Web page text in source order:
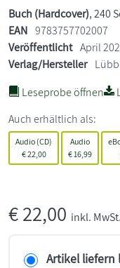
Buch (Hardcover), 240
EAN 9783757702007
Veröffentlicht April
Verlag/Hersteller
Leseprobe öffnen
Auch erhältlich als:
Audio (CD)
€22,00
Audio
€16,99
€22,00 inkl. MwSt.
Artikel liefern